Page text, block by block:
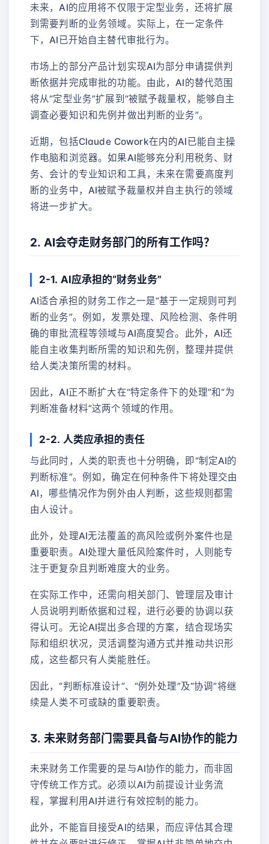
未来，AI的应用将不仅限于定型业务，还将扩展
到需要判断的业务领域。实际上，在一定条件
下，AI已开始自主替代审批行为。
市场上的部分产品计划实现AI为部分申请提供判
断依据并完成审批的功能。由此，AI的替代范围
将从“定型业务”扩展到“被赋予裁量权，能够自主
调查必要知识和先例并做出判断的业务”。
近期，包括Claude Cowork在内的AI已能自主操
作电脑和浏览器。如果AI能够充分利用税务、财
务、会计的专业知识和工具，未来在需要高度判
断的业务中，AI被赋予裁量权并自主执行的领域
将进一步扩大。
2. AI会夺走财务部门的所有工作吗？
2-1. AI应承担的“财务业务”
AI适合承担的财务工作之一是“基于一定规则可判
断的业务”。例如，发票处理、风险检测、条件明
确的审批流程等领域与AI高度契合。此外，AI还
能自主收集判断所需的知识和先例，整理并提供
给人类决策所需的材料。
因此，AI正不断扩大在“特定条件下的处理”和“为
判断准备材料”这两个领域的作用。
2-2. 人类应承担的责任
与此同时，人类的职责也十分明确，即“制定AI的
判断标准”。例如，确定在何种条件下将处理交由
AI，哪些情况作为例外由人判断，这些规则都需
由人设计。
此外，处理AI无法覆盖的高风险或例外案件也是
重要职责。AI处理大量低风险案件时，人则能专
注于更复杂且判断难度大的业务。
在实际工作中，还需向相关部门、管理层及审计
人员说明判断依据和过程，进行必要的协调以获
得认可。无论AI提出多合理的方案，结合现场实
际和组织状况，灵活调整沟通方式并推动共识形
成，这些都只有人类能胜任。
因此，“判断标准设计”、“例外处理”及“协调”将继
续是人类不可或缺的重要职责。
3. 未来财务部门需要具备与AI协作的能力
未来财务工作需要的是与AI协作的能力，而非固
守传统工作方式。必须以AI为前提设计业务流
程，掌握利用AI并进行有效控制的能力。
此外，不能盲目接受AI的结果，而应评估其合理